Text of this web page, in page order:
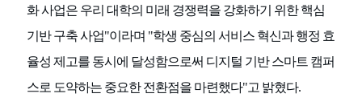
화 사업은 우리 대학의 미래 경쟁력을 강화하기 위한 핵심
기반 구축 사업"이라며 "학생 중심의 서비스 혁신과 행정 효
율성 제고를 동시에 달성함으로써 디지털 기반 스마트 캠퍼
스로 도약하는 중요한 전환점을 마련했다"고 밝혔다.